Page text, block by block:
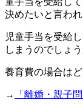
決めたいと言われ
児童手当を受給
しまうのでしょう
養育費の場合は
→ 「離婚・親子